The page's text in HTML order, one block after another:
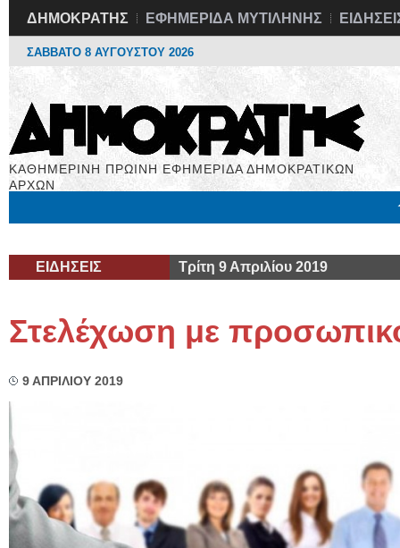
ΔΗΜΟΚΡΑΤΗΣ ΕΦΗΜΕΡΙΔΑ ΜΥΤΙΛΗΝΗΣ
ΣΑΒΒΑΤΟ 8 ΑΥΓΟΥΣΤΟΥ 2026
ΚΑΘΗΜΕΡΙΝΗ ΠΡΩΙΝΗ ΕΦΗΜΕΡΙΔΑ ΔΗΜΟΚΡΑΤΙΚΩΝ
ΑΡΧΩΝ
ΕΙΔΗΣΕΙΣ Τρίτη 9 Απριλίου 2019
Στελέχωση με
9 ΑΠΡΙΛΙΟΥ 2019